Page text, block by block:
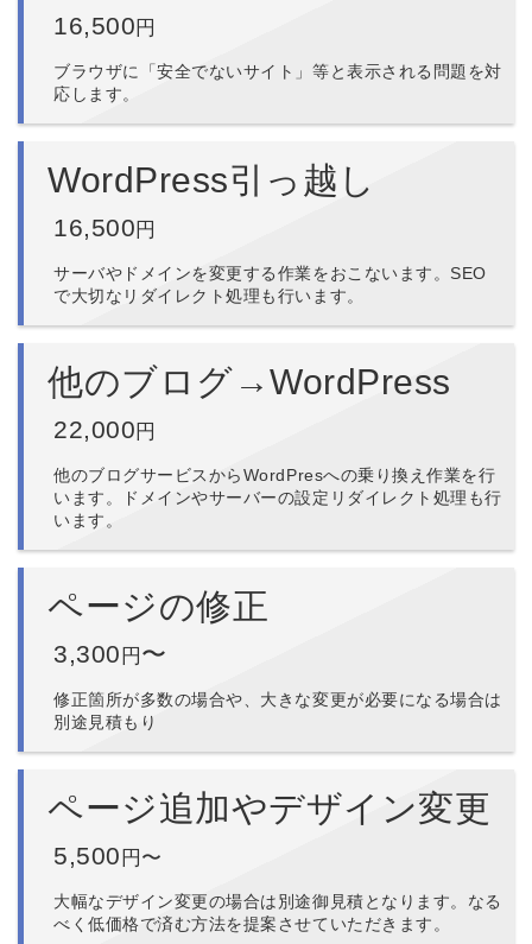
16,500 円
ブラウザに「安全でないサイト」等と表示される問題を対
応します。
WordPress引っ越し
16,500 円
サーバやドメインを変更する作業をおこないます。SEO
で大切なリダイレクト処理も行います。
他のブログ→WordPress
22,000 円
他のブログサービスからWordPresへの乗り換え作業を行
います。ドメインやサーバーの設定リダイレクト処理も行
います。
ページの修正
3,300 円 〜
修正箇所が多数の場合や、大きな変更が必要になる場合は
別途見積もり
ページ追加やデザイン変更
5,500 円〜
大幅なデザイン変更の場合は別途御見積となります。なる
べく低価格で済む方法を提案させていただきます。